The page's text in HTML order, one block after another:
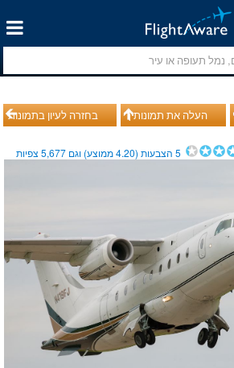
בחזרה לעיון בתמונות העלה את תמונותיך
5הצבעות (4.20ממוצע) וגם 5,677צפיות